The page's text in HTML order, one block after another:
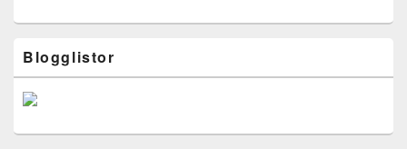
Blogglistor